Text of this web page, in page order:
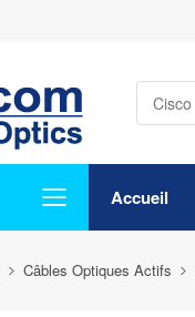
Accueil
Câbles Optiques Actifs